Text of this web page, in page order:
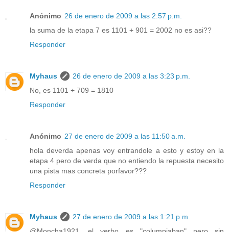
Anónimo 26 de enero de 2009 a las 2:57 p.m.
la suma de la etapa 7 es 1101 + 901 = 2002 no es asi??
Responder
Myhaus
26 de enero de 2009 a las 3:23 p.m.
No, es 1101 + 709 = 1810
Responder
Anónimo 27 de enero de 2009 a las 11:50 a.m.
hola deverda apenas voy entrandole a esto y estoy en la
etapa 4 pero de verda que no entiendo la repuesta necesito
una pista mas concreta porfavor???
Responder
Myhaus
27 de enero de 2009 a las 1:21 p.m.